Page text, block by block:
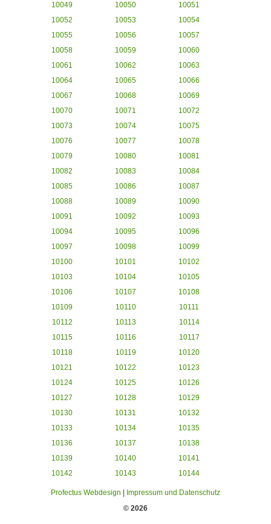
10049
10050
10051
10052
10053
10054
10055
10056
10057
10058
10059
10060
10061
10062
10063
10064
10065
10066
10067
10068
10069
10070
10071
10072
10073
10074
10075
10076
10077
10078
10079
10080
10081
10082
10083
10084
10085
10086
10087
10088
10089
10090
10091
10092
10093
10094
10095
10096
10097
10098
10099
10100
10101
10102
10103
10104
10105
10106
10107
10108
10109
10110
10111
10112
10113
10114
10115
10116
10117
10118
10119
10120
10121
10122
10123
10124
10125
10126
10127
10128
10129
10130
10131
10132
10133
10134
10135
10136
10137
10138
10139
10140
10141
10142
10143 10144
Profectus Webdesign
Impressum und Datenschutz
© 2026